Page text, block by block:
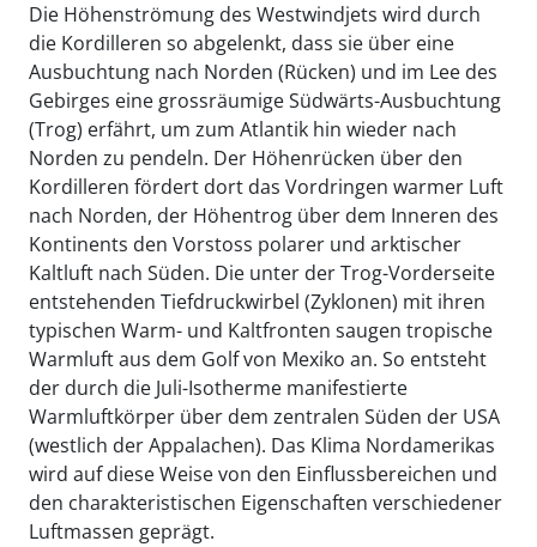
Die Höhenströmung des Westwindjets wird durch
die Kordilleren so abgelenkt, dass sie über eine
Ausbuchtung nach Norden (Rücken) und im Lee des
Gebirges eine grossräumige Südwärts-Ausbuchtung
(Trog) erfährt, um zum Atlantik hin wieder nach
Norden zu pendeln. Der Höhenrücken über den
Kordilleren fördert dort das Vordringen warmer Luft
nach Norden, der Höhentrog über dem Inneren des
Kontinents den Vorstoss polarer und arktischer
Kaltluft nach Süden. Die unter der Trog-Vorderseite
entstehenden Tiefdruckwirbel (Zyklonen) mit ihren
typischen Warm- und Kaltfronten saugen tropische
Warmluft aus dem Golf von Mexiko an. So entsteht
der durch die Juli-Isotherme manifestierte
Warmluftkörper über dem zentralen Süden der USA
(westlich der Appalachen). Das Klima Nordamerikas
wird auf diese Weise von den Einflussbereichen und
den charakteristischen Eigenschaften verschiedener
Luftmassen geprägt.